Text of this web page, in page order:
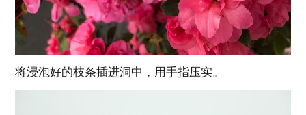
将浸泡好的枝条插进洞中，用手指压实。